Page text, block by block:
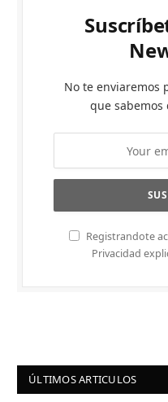
No te enviaremos
que sabemos
Registrandote
Privacidad
ÚLTIMOS ARTICULOS